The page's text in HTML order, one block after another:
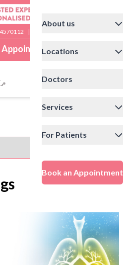
|
Appointment
About us
Locations
Doctors
Services
For Patients
Book an Appointment